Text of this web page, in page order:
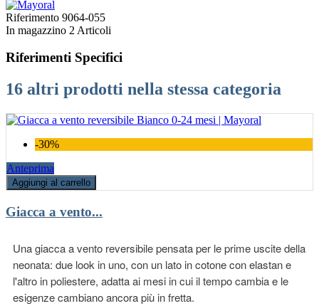
Riferimento 9064-055
In magazzino 2 Articoli
Riferimenti Specifici
16 altri prodotti nella stessa categoria
-30%
Anteprima
Aggiungi al carrello
Giacca a vento...
Una giacca a vento reversibile pensata per le prime uscite della
neonata: due look in uno, con un lato in cotone con elastan e
l'altro in poliestere, adatta ai mesi in cui il tempo cambia e le
esigenze cambiano ancora più in fretta.